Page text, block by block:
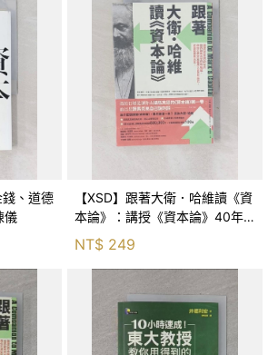
錢、道德
‧普倫德, 陳儀
【XSD】跟著大衛．哈維讀《資
本論》：講授《資本論》40年
的世界級馬克思研究權威，帶你
在資本主義病入膏肓的時代，從
頭細讀馬克思_大衛．
NT$ 249